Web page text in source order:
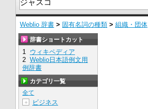
Weblio 辞書 > 固有名詞の種類 > 組織・団体
辞書ショートカット
1 ウィキペディア
2 Weblio日本語例文用
例辞書
カテゴリ一覧
全て
＋
ビジネス